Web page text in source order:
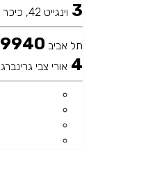
3 וינגייט 42, כיכר דה שליט
תל אביב
4 אורי צבי גרינברג 25